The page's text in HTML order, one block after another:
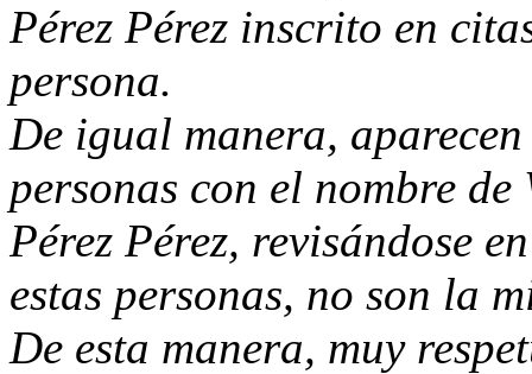
Pérez Pérez inscrito en
persona.
De igual manera,
personas con el nombre
Pérez Pérez, revisándose
estas personas, no son la
De esta manera, muy